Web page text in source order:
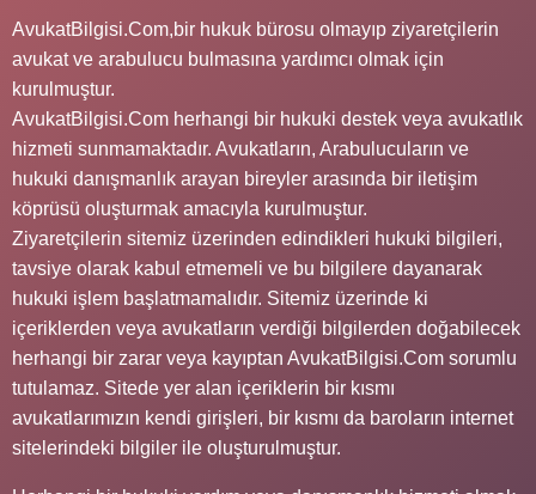
AvukatBilgisi.Com,bir hukuk bürosu olmayıp ziyaretçilerin
avukat ve arabulucu bulmasına yardımcı olmak için
kurulmuştur.
AvukatBilgisi.Com herhangi bir hukuki destek veya avukatlık
hizmeti sunmamaktadır. Avukatların, Arabulucuların ve
hukuki danışmanlık arayan bireyler arasında bir iletişim
köprüsü oluşturmak amacıyla kurulmuştur.
Ziyaretçilerin sitemiz üzerinden edindikleri hukuki bilgileri,
tavsiye olarak kabul etmemeli ve bu bilgilere dayanarak
hukuki işlem başlatmamalıdır. Sitemiz üzerinde ki
içeriklerden veya avukatların verdiği bilgilerden doğabilecek
herhangi bir zarar veya kayıptan AvukatBilgisi.Com sorumlu
tutulamaz. Sitede yer alan içeriklerin bir kısmı
avukatlarımızın kendi girişleri, bir kısmı da baroların internet
sitelerindeki bilgiler ile oluşturulmuştur.